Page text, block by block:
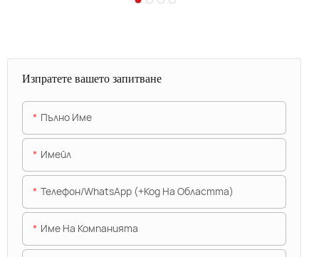
Изпратете вашето запитване
Пълно Име
Имейл
Телефон/WhatsApp (+Код На Областта)
Име На Компанията